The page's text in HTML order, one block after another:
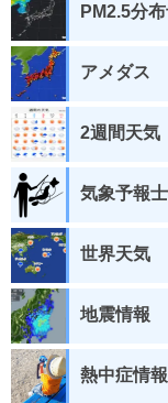
PM2.5分布
アメダス
2週間天気
気象予報
世界天気
地震情報
熱中症情報